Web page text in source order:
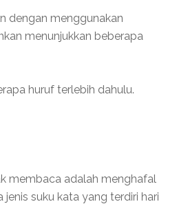
dengan menggunakan
menunjukkan beberapa
huruf terlebih dahulu.
membaca adalah menghafal
suku kata yang terdiri hari